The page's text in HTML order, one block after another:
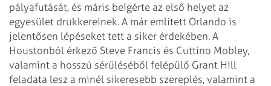
pályafutását, és máris beígérte az első helyet az
egyesület drukkereinek. A már említett Orlando is
jelentősen lépéseket tett a siker érdekében. A
Houstonból érkező Steve Francis és Cuttino Mobley,
valamint a hosszú sérüléséből felépülő Grant Hill
feladata lesz a minél sikeresebb szereplés, valamint a